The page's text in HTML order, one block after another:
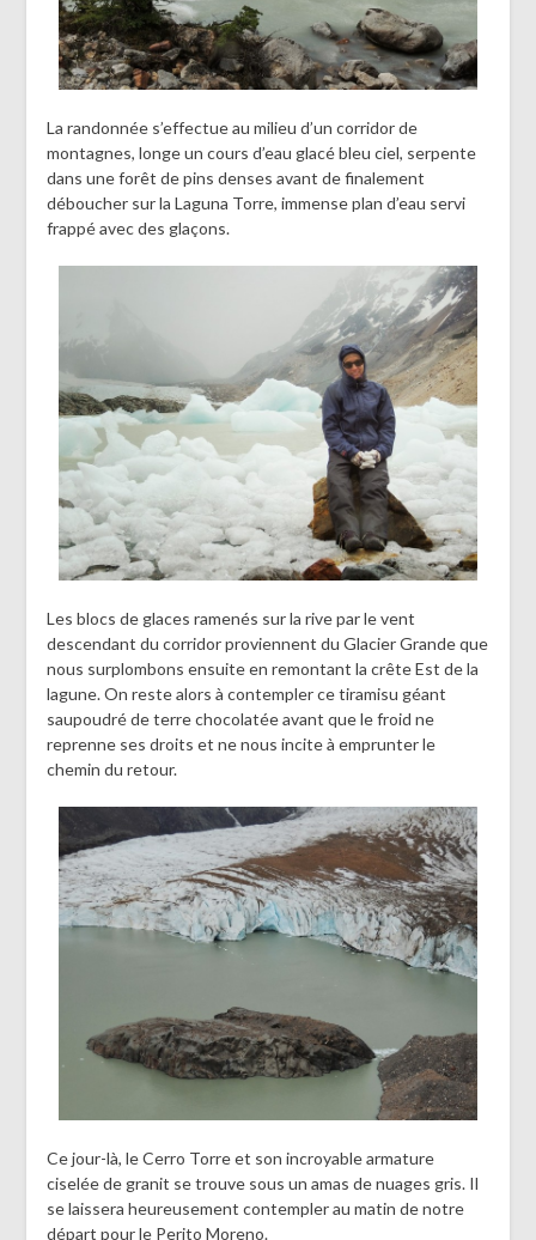
La randonnée s’effectue au milieu d’un corridor de
montagnes, longe un cours d’eau glacé bleu ciel, serpente
dans une forêt de pins denses avant de finalement
déboucher sur la Laguna Torre, immense plan d’eau servi
frappé avec des glaçons.
Les blocs de glaces ramenés sur la rive par le vent
descendant du corridor proviennent du Glacier Grande que
nous surplombons ensuite en remontant la crête Est de la
lagune. On reste alors à contempler ce tiramisu géant
saupoudré de terre chocolatée avant que le froid ne
reprenne ses droits et ne nous incite à emprunter le
chemin du retour.
Ce jour-là, le Cerro Torre et son incroyable armature
ciselée de granit se trouve sous un amas de nuages gris. Il
se laissera heureusement contempler au matin de notre
départ pour le Perito Moreno.